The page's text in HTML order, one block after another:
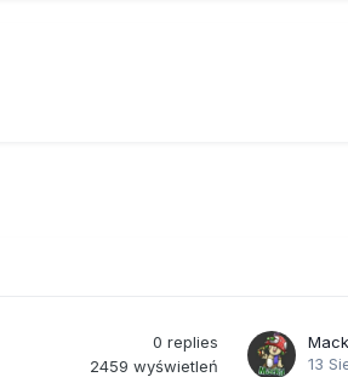
0 replies
2459 wyświetleń
13